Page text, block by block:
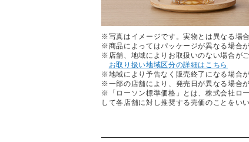
※写真はイメージです。実物とは異なる場合
※商品によってはパッケージが異なる場合が
※店舗、地域によりお取扱いのない場合がご
お取り扱い地域区分の詳細はこちら
※地域により予告なく販売終了になる場合が
※一部の店舗により、発売日が異なる場合が
※「ローソン標準価格」とは、株式会社ロ
して各店舗に対し推奨する売価のことをいい